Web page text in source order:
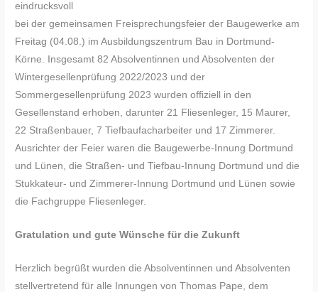
eindrucksvoll
bei der gemeinsamen Freisprechungsfeier der Baugewerke am
Freitag (04.08.) im Ausbildungszentrum Bau in Dortmund-
Körne. Insgesamt 82 Absolventinnen und Absolventen der
Wintergesellenprüfung 2022/2023 und der
Sommergesellenprüfung 2023 wurden offiziell in den
Gesellenstand erhoben, darunter 21 Fliesenleger, 15 Maurer,
22 Straßenbauer, 7 Tiefbaufacharbeiter und 17 Zimmerer.
Ausrichter der Feier waren die Baugewerbe-Innung Dortmund
und Lünen, die Straßen- und Tiefbau-Innung Dortmund und die
Stukkateur- und Zimmerer-Innung Dortmund und Lünen sowie
die Fachgruppe Fliesenleger.
Gratulation und gute Wünsche für die Zukunft
Herzlich begrüßt wurden die Absolventinnen und Absolventen
stellvertretend für alle Innungen von Thomas Pape, dem